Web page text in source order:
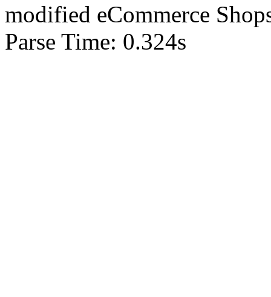
modified eCommerce
Parse Time: 0.324s